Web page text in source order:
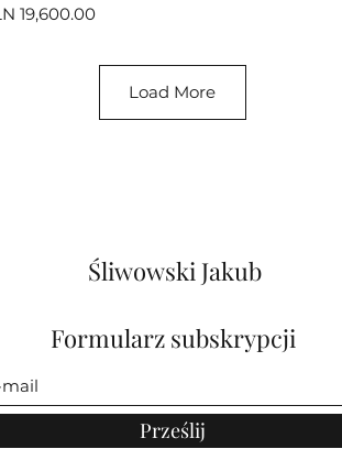
Price
19,600.00
Load More
Śliwowski Jakub
Formularz subskrypcji
Prześlij